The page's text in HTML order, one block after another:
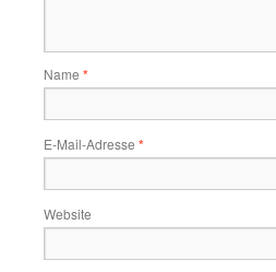
Name *
E-Mail-Adresse *
Website